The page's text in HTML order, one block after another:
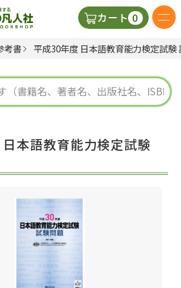
カート 0
日本語の教科書
視聴覚・補助教材
教師用参考書
考書 平成30年度 日本語教育能力検定試験
本語教育能力検定試験